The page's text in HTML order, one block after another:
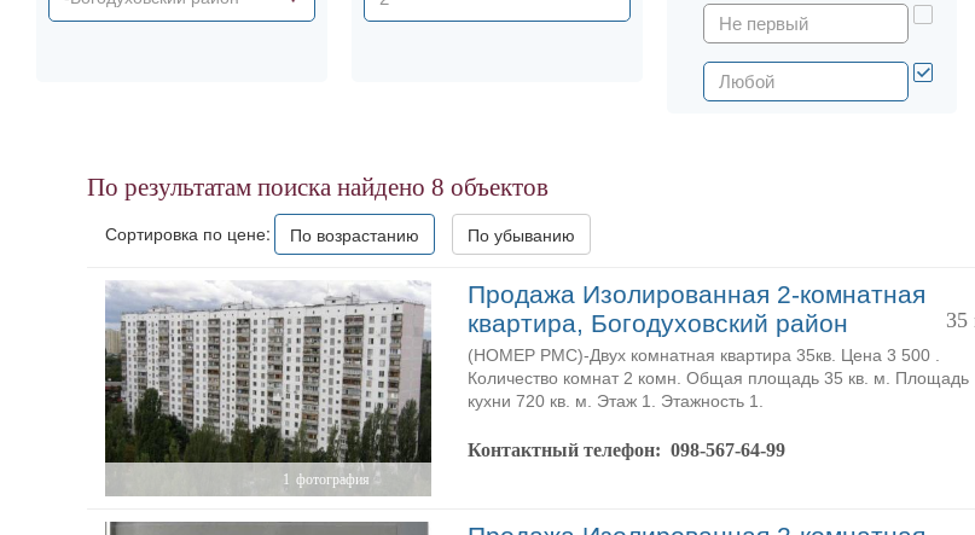
По результатам поиска найдено 8 объектов
Сортировка по цене: По возрастанию По убыванию
фотография
1
Продажа Изолированная 2-комнатная
квартира, Богодуховский район
35
(НОМЕР PMC)-Двух комнатная квартира 35кв. Цена 3 500 .
Количество комнат 2 комн. Общая площадь 35 кв. м. Площадь
кухни 720 кв. м. Этаж 1. Этажность 1.
Контактный телефон: 098-567-64-99